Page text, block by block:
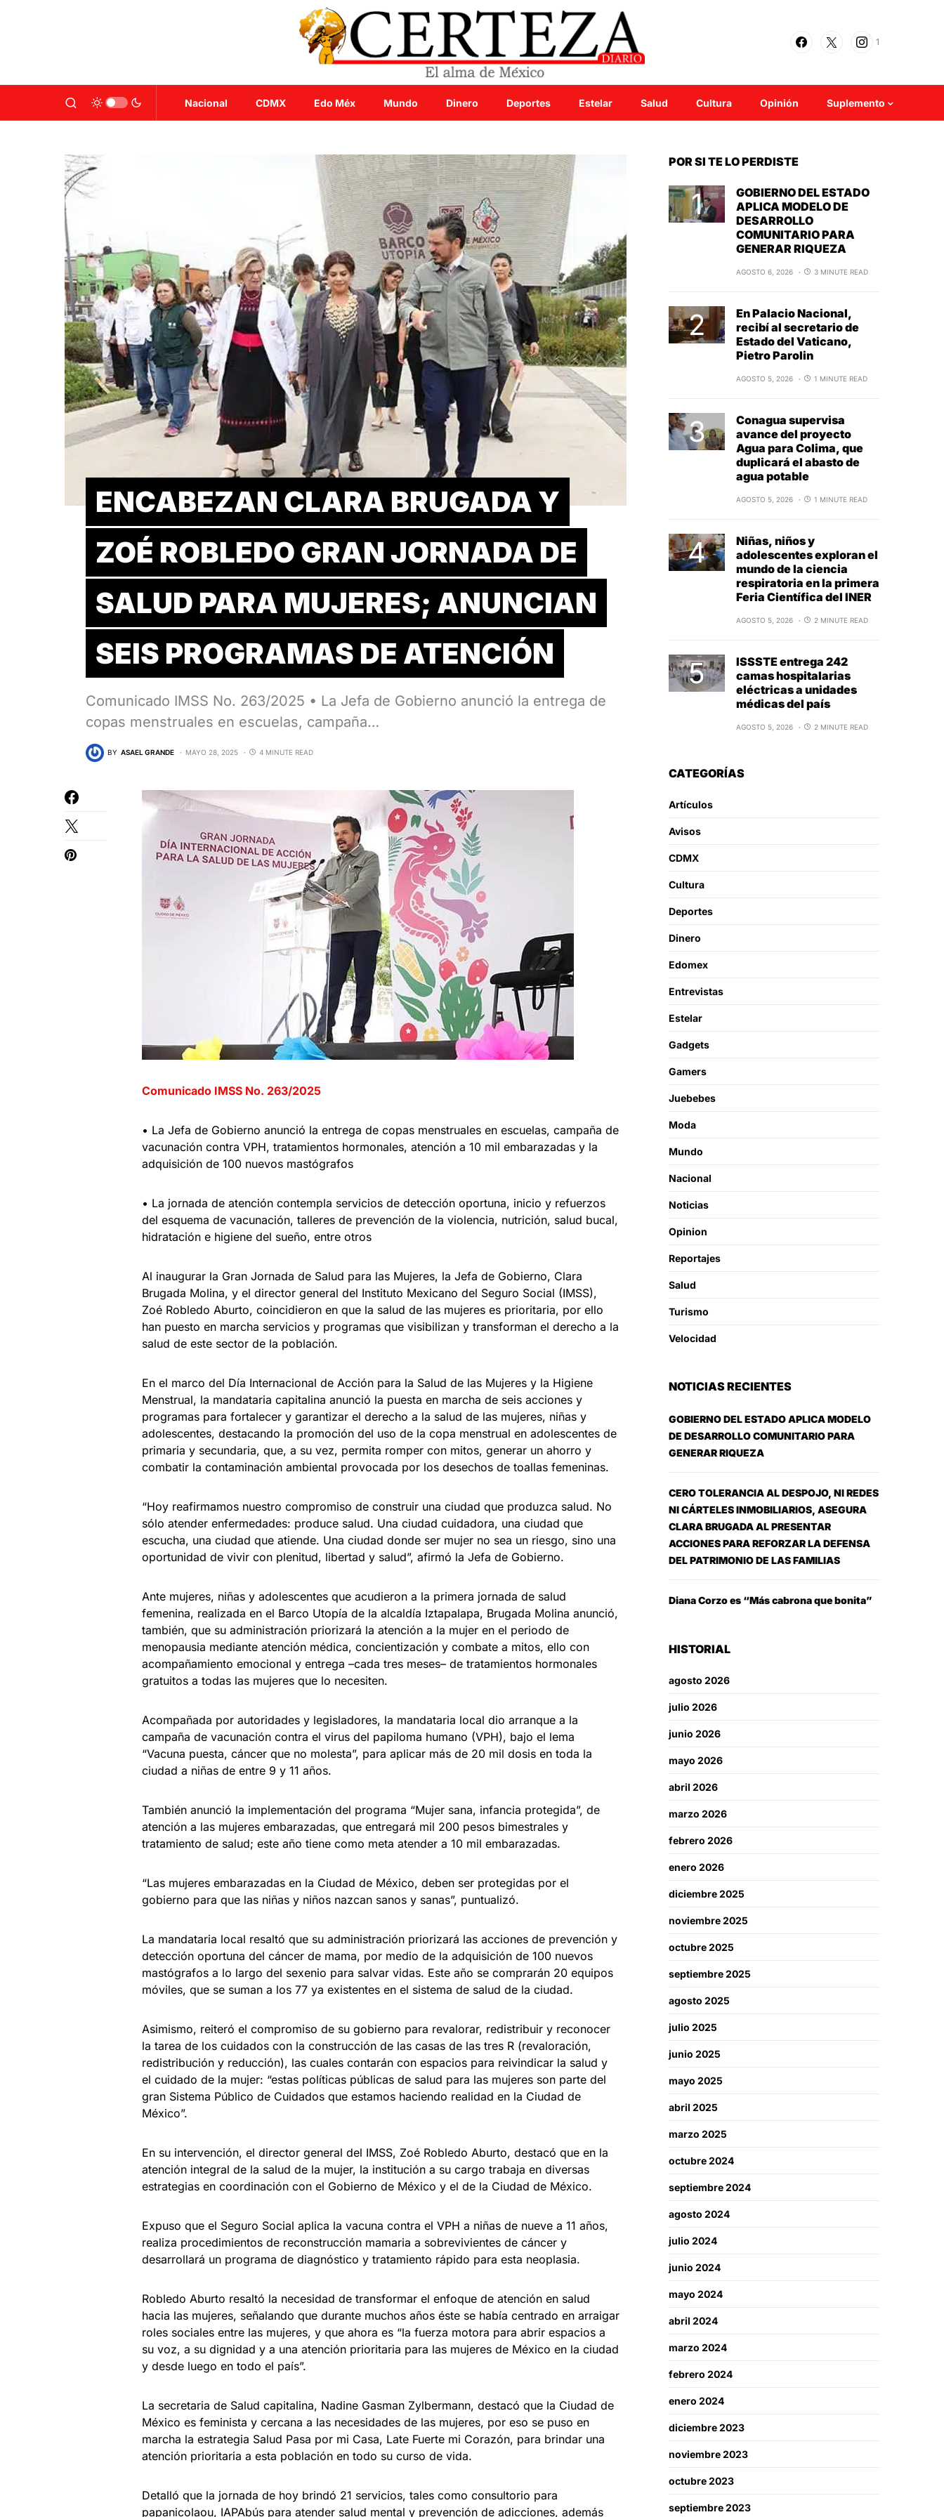
1
Nacional CDMX Edo Méx Mundo Dinero Deportes Estelar Salud Cultura Opinión Suplemento
ENCABEZAN CLARA BRUGADA Y
ZOÉ ROBLEDO GRAN JORNADA DE
SALUD PARA MUJERES; ANUNCIAN
SEIS PROGRAMAS DE ATENCIÓN
Comunicado IMSS No. 263/2025 • La Jefa de Gobierno anunció la entrega de
copas menstruales en escuelas, campaña…
BY ASAEL GRANDE MAYO 28, 2025 4 MINUTE READ
Comunicado IMSS No. 263/2025
• La Jefa de Gobierno anunció la entrega de copas menstruales en escuelas, campaña de
vacunación contra VPH, tratamientos hormonales, atención a 10 mil embarazadas y la
adquisición de 100 nuevos mastógrafos
• La jornada de atención contempla servicios de detección oportuna, inicio y refuerzos
del esquema de vacunación, talleres de prevención de la violencia, nutrición, salud bucal,
hidratación e higiene del sueño, entre otros
Al inaugurar la Gran Jornada de Salud para las Mujeres, la Jefa de Gobierno, Clara
Brugada Molina, y el director general del Instituto Mexicano del Seguro Social (IMSS),
Zoé Robledo Aburto, coincidieron en que la salud de las mujeres es prioritaria, por ello
han puesto en marcha servicios y programas que visibilizan y transforman el derecho a la
salud de este sector de la población.
En el marco del Día Internacional de Acción para la Salud de las Mujeres y la Higiene
Menstrual, la mandataria capitalina anunció la puesta en marcha de seis acciones y
programas para fortalecer y garantizar el derecho a la salud de las mujeres, niñas y
adolescentes, destacando la promoción del uso de la copa menstrual en adolescentes de
primaria y secundaria, que, a su vez, permita romper con mitos, generar un ahorro y
combatir la contaminación ambiental provocada por los desechos de toallas femeninas.
“Hoy reafirmamos nuestro compromiso de construir una ciudad que produzca salud. No
sólo atender enfermedades: produce salud. Una ciudad cuidadora, una ciudad que
escucha, una ciudad que atiende. Una ciudad donde ser mujer no sea un riesgo, sino una
oportunidad de vivir con plenitud, libertad y salud”, afirmó la Jefa de Gobierno.
Ante mujeres, niñas y adolescentes que acudieron a la primera jornada de salud
femenina, realizada en el Barco Utopía de la alcaldía Iztapalapa, Brugada Molina anunció,
también, que su administración priorizará la atención a la mujer en el periodo de
menopausia mediante atención médica, concientización y combate a mitos, ello con
acompañamiento emocional y entrega –cada tres meses– de tratamientos hormonales
gratuitos a todas las mujeres que lo necesiten.
Acompañada por autoridades y legisladores, la mandataria local dio arranque a la
campaña de vacunación contra el virus del papiloma humano (VPH), bajo el lema
“Vacuna puesta, cáncer que no molesta”, para aplicar más de 20 mil dosis en toda la
ciudad a niñas de entre 9 y 11 años.
También anunció la implementación del programa “Mujer sana, infancia protegida”, de
atención a las mujeres embarazadas, que entregará mil 200 pesos bimestrales y
tratamiento de salud; este año tiene como meta atender a 10 mil embarazadas.
“Las mujeres embarazadas en la Ciudad de México, deben ser protegidas por el
gobierno para que las niñas y niños nazcan sanos y sanas”, puntualizó.
La mandataria local resaltó que su administración priorizará las acciones de prevención y
detección oportuna del cáncer de mama, por medio de la adquisición de 100 nuevos
mastógrafos a lo largo del sexenio para salvar vidas. Este año se comprarán 20 equipos
móviles, que se suman a los 77 ya existentes en el sistema de salud de la ciudad.
Asimismo, reiteró el compromiso de su gobierno para revalorar, redistribuir y reconocer
la tarea de los cuidados con la construcción de las casas de las tres R (revaloración,
redistribución y reducción), las cuales contarán con espacios para reivindicar la salud y
el cuidado de la mujer: “estas políticas públicas de salud para las mujeres son parte del
gran Sistema Público de Cuidados que estamos haciendo realidad en la Ciudad de
México”.
En su intervención, el director general del IMSS, Zoé Robledo Aburto, destacó que en la
atención integral de la salud de la mujer, la institución a su cargo trabaja en diversas
estrategias en coordinación con el Gobierno de México y el de la Ciudad de México.
Expuso que el Seguro Social aplica la vacuna contra el VPH a niñas de nueve a 11 años,
realiza procedimientos de reconstrucción mamaria a sobrevivientes de cáncer y
desarrollará un programa de diagnóstico y tratamiento rápido para esta neoplasia.
Robledo Aburto resaltó la necesidad de transformar el enfoque de atención en salud
hacia las mujeres, señalando que durante muchos años éste se había centrado en arraigar
roles sociales entre las mujeres, y que ahora es “la fuerza motora para abrir espacios a
su voz, a su dignidad y a una atención prioritaria para las mujeres de México en la ciudad
y desde luego en todo el país”.
La secretaria de Salud capitalina, Nadine Gasman Zylbermann, destacó que la Ciudad de
México es feminista y cercana a las necesidades de las mujeres, por eso se puso en
marcha la estrategia Salud Pasa por mi Casa, Late Fuerte mi Corazón, para brindar una
atención prioritaria a esta población en todo su curso de vida.
Detalló que la jornada de hoy brindó 21 servicios, tales como consultorio para
papanicolaou, IAPAbús para atender salud mental y prevención de adicciones, además
POR SI TE LO PERDISTE
GOBIERNO DEL ESTADO
APLICA MODELO DE
DESARROLLO
COMUNITARIO PARA
GENERAR RIQUEZA
AGOSTO 6, 2026 3 MINUTE READ
En Palacio Nacional,
recibí al secretario de
Estado del Vaticano,
Pietro Parolin
AGOSTO 5, 2026 1 MINUTE READ
Conagua supervisa
avance del proyecto
Agua para Colima, que
duplicará el abasto de
agua potable
AGOSTO 5, 2026 1 MINUTE READ
Niñas, niños y
adolescentes exploran el
mundo de la ciencia
respiratoria en la primera
Feria Científica del INER
AGOSTO 5, 2026 2 MINUTE READ
ISSSTE entrega 242
camas hospitalarias
eléctricas a unidades
médicas del país
AGOSTO 5, 2026 2 MINUTE READ
CATEGORÍAS
Artículos
Avisos
CDMX
Cultura
Deportes
Dinero
Edomex
Entrevistas
Estelar
Gadgets
Gamers
Juebebes
Moda
Mundo
Nacional
Noticias
Opinion
Reportajes
Salud
Turismo
Velocidad
NOTICIAS RECIENTES
GOBIERNO DEL ESTADO APLICA MODELO
DE DESARROLLO COMUNITARIO PARA
GENERAR RIQUEZA
CERO TOLERANCIA AL DESPOJO, NI REDES
NI CÁRTELES INMOBILIARIOS, ASEGURA
CLARA BRUGADA AL PRESENTAR
ACCIONES PARA REFORZAR LA DEFENSA
DEL PATRIMONIO DE LAS FAMILIAS
Diana Corzo es “Más cabrona que bonita”
HISTORIAL
agosto 2026
julio 2026
junio 2026
mayo 2026
abril 2026
marzo 2026
febrero 2026
enero 2026
diciembre 2025
noviembre 2025
octubre 2025
septiembre 2025
agosto 2025
julio 2025
junio 2025
mayo 2025
abril 2025
marzo 2025
octubre 2024
septiembre 2024
agosto 2024
julio 2024
junio 2024
mayo 2024
abril 2024
marzo 2024
febrero 2024
enero 2024
diciembre 2023
noviembre 2023
octubre 2023
septiembre 2023